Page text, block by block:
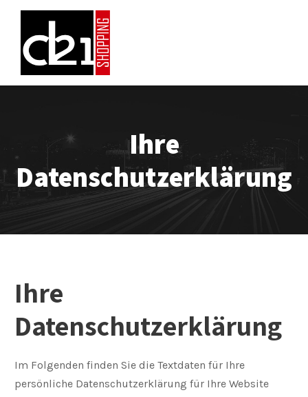
Ihre
Datenschutzerklärung
Ihre
Datenschutzerklärung
Im Folgenden finden Sie die Textdaten für Ihre
persönliche Datenschutzerklärung für Ihre Website